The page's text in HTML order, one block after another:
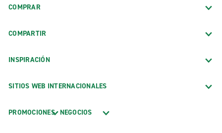
COMPRAR
COMPARTIR
INSPIRACIÓN
SITIOS WEB INTERNACIONALES
PROMOCIONES NEGOCIOS